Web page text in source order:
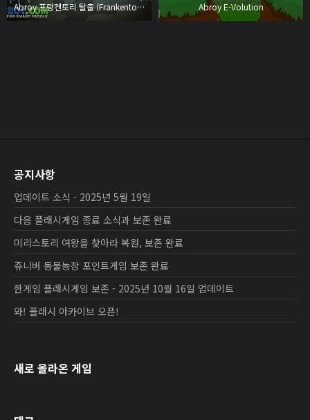
Abroy 프랑켄토리 탈출 (Frankentory) Abroy E-Volution
공지사항
업데이트 소식 - 2025년 5월 19일
다음 플래시게임 종료 소식과 보존 완료
미리스토리 여왕을 찾아라 복원, 보존 완료
쥬니버 동물농장 포인트게임 보존 완료
한게임 플래시게임 보존 - 2025년 10월 16일 업데이트
와! 플래시 아카이브 오픈!
새로 올라온 게임